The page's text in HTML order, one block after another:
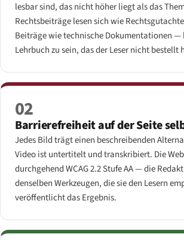
lesbar sind, das nicht höher liegt als das
Rechtsbeiträge lesen sich wie
Beiträge wie technische Dokumentationen —
Lehrbuch zu sein, das der Leser nicht bestellt
02
Barrierefreiheit auf der Seite
Jedes Bild trägt einen beschreibenden
Video ist untertitelt und transkribiert. Die
durchgehend WCAG 2.2 Stufe AA — die
denselben Werkzeugen, die sie den Lesern
veröffentlicht das Ergebnis.